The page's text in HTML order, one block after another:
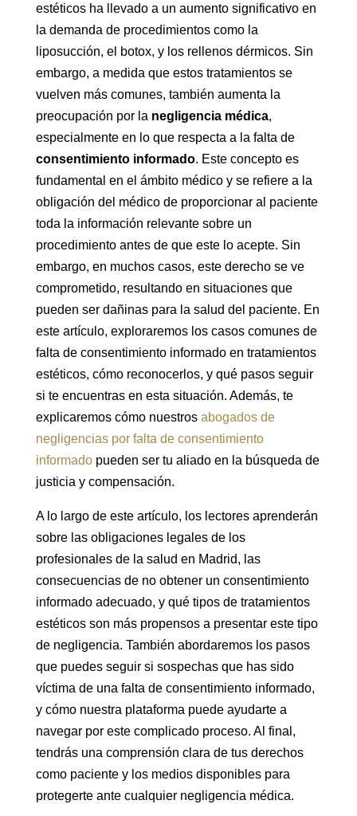
estéticos ha llevado a un aumento significativo en
la demanda de procedimientos como la
liposucción, el botox, y los rellenos dérmicos. Sin
embargo, a medida que estos tratamientos se
vuelven más comunes, también aumenta la
preocupación por la negligencia médica,
especialmente en lo que respecta a la falta de
consentimiento informado. Este concepto es
fundamental en el ámbito médico y se refiere a la
obligación del médico de proporcionar al paciente
toda la información relevante sobre un
procedimiento antes de que este lo acepte. Sin
embargo, en muchos casos, este derecho se ve
comprometido, resultando en situaciones que
pueden ser dañinas para la salud del paciente. En
este artículo, exploraremos los casos comunes de
falta de consentimiento informado en tratamientos
estéticos, cómo reconocerlos, y qué pasos seguir
si te encuentras en esta situación. Además, te
explicaremos cómo nuestros abogados de
negligencias por falta de consentimiento
informadopueden ser tu aliado en la búsqueda de
justicia y compensación.
A lo largo de este artículo, los lectores aprenderán
sobre las obligaciones legales de los
profesionales de la salud en Madrid, las
consecuencias de no obtener un consentimiento
informado adecuado, y qué tipos de tratamientos
estéticos son más propensos a presentar este tipo
de negligencia. También abordaremos los pasos
que puedes seguir si sospechas que has sido
víctima de una falta de consentimiento informado,
y cómo nuestra plataforma puede ayudarte a
navegar por este complicado proceso. Al final,
tendrás una comprensión clara de tus derechos
como paciente y los medios disponibles para
protegerte ante cualquier negligencia médica.